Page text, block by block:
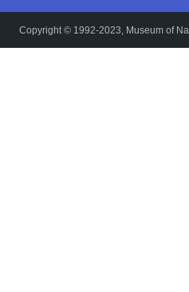
Copyright © 1992-2023, Museum of